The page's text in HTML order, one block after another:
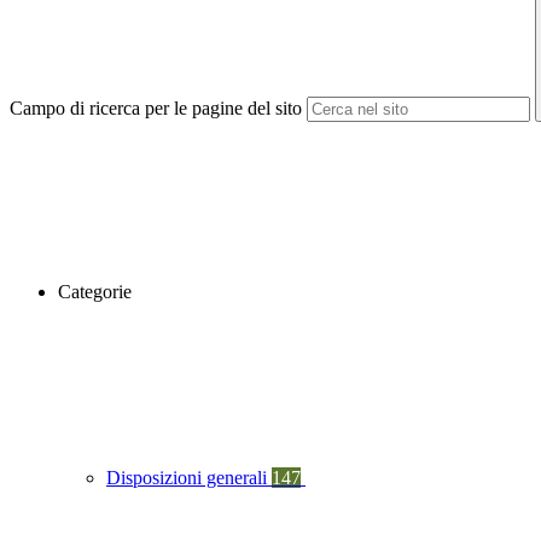
Campo di ricerca per le pagine del sito
Categorie
Disposizioni generali 147